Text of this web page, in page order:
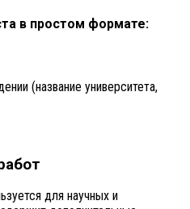
в простом формате:
(название университета,
для научных и